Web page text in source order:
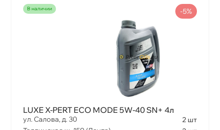
наличии
LUXE X-PERT ECO MODE 5W-40 SN+ 4л
ул. Салова, д. 30
2 шт
-5%